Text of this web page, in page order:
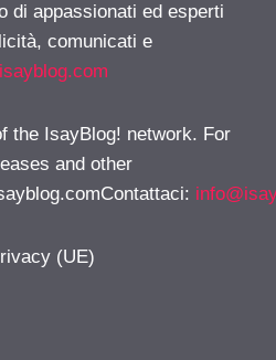
di appassionati ed esperti
comunicati e
the IsayBlog! network. For
and other
:
(UE)